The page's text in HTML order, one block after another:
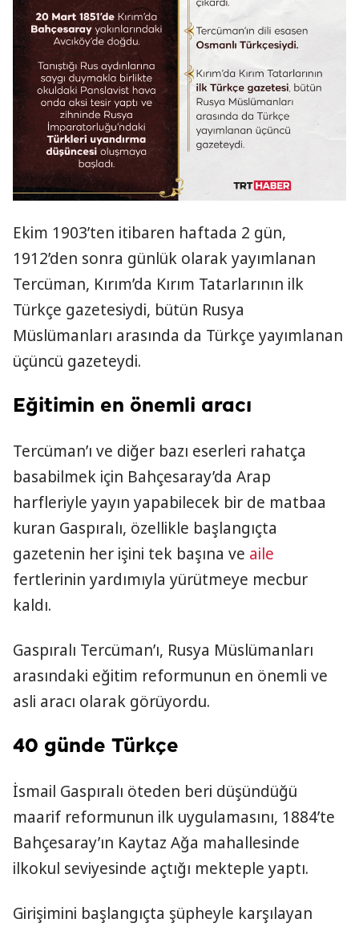
Ekim 1903’ten itibaren haftada 2 gün,
1912’den sonra günlük olarak yayımlanan
Tercüman, Kırım’da Kırım Tatarlarının ilk
Türkçe gazetesiydi, bütün Rusya
Müslümanları arasında da Türkçe yayımlanan
üçüncü gazeteydi.
Eğitimin en önemli aracı
Tercüman’ı ve diğer bazı eserleri rahatça
basabilmek için Bahçesaray’da Arap
harfleriyle yayın yapabilecek bir de matbaa
kuran Gaspıralı, özellikle başlangıçta
gazetenin her işini tek başına ve aile
fertlerinin yardımıyla yürütmeye mecbur
kaldı.
Gaspıralı Tercüman’ı, Rusya Müslümanları
arasındaki eğitim reformunun en önemli ve
asli aracı olarak görüyordu.
40 günde Türkçe
İsmail Gaspıralı öteden beri düşündüğü
maarif reformunun ilk uygulamasını, 1884’te
Bahçesaray’ın Kaytaz Ağa mahallesinde
ilkokul seviyesinde açtığı mekteple yaptı.
Girişimini başlangıçta şüpheyle karşılayan